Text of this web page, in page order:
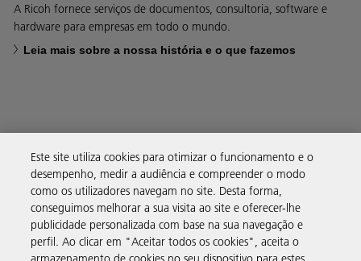
A Ricoh fornece serviços de documentos, consultoria, software e
hardware para empresas em todo o mundo.
Leia mais sobre a nossa história e o que fazemos
Produtos e serviços
Assistência e contacto
Este site utiliza cookies para otimizar o funcionamento e o
desempenho, medir a audiência e compreender o modo
como os utilizadores navegam no site. Desta forma,
conseguimos melhorar a sua visita ao site e oferecer-lhe
publicidade personalizada com base na sua navegação e
perfil. Ao clicar em "Aceitar todos os cookies", aceita o